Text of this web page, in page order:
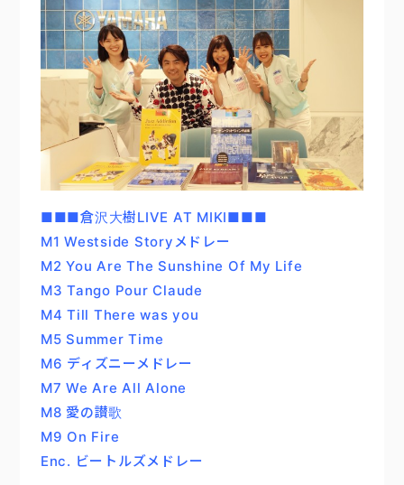
■■■倉沢大樹LIVE AT MIKI■■■
M1 Westside Storyメドレー
M2 You Are The Sunshine Of My Life
M3 Tango Pour Claude
M4 Till There was you
M5 Summer Time
M6 ディズニーメドレー
M7 We Are All Alone
M8 愛の讃歌
M9 On Fire
Enc. ビートルズメドレー